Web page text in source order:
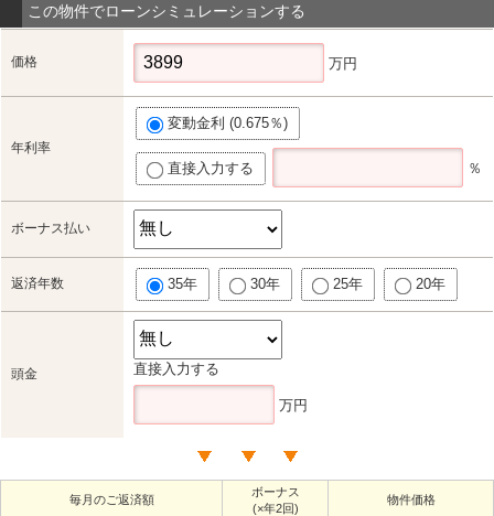
この物件でローンシミュレーションする
価格 万円
年利率
変動金利 (0.675％)
直接入力する ％
ボーナス払い
返済年数 35年 30年 25年 20年
頭金 直接入力する
万円
毎月のご返済額
ボーナス
(×年2回)
物件価格